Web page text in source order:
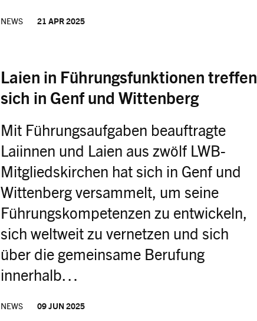
NEWS 21 APR 2025
Laien in Führungsfunktionen treffen
sich in Genf und Wittenberg
Mit Führungsaufgaben beauftragte
Laiinnen und Laien aus zwölf LWB-
Mitgliedskirchen hat sich in Genf und
Wittenberg versammelt, um seine
Führungskompetenzen zu entwickeln,
sich weltweit zu vernetzen und sich
über die gemeinsame Berufung
innerhalb…
NEWS 09 JUN 2025